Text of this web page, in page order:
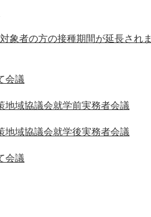
象者の方の接種期間が延長されま
会議
域協議会就学前実務者会議
域協議会就学後実務者会議
会議